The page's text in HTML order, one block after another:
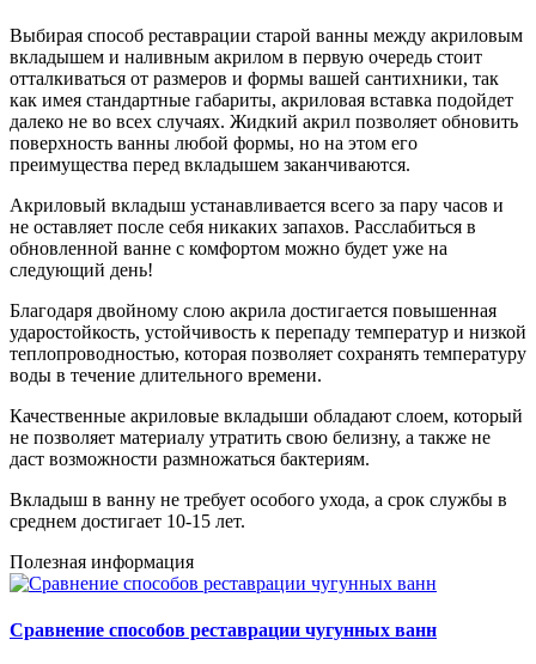
Выбирая способ реставрации старой ванны между акриловым
вкладышем и наливным акрилом в первую очередь стоит
отталкиваться от размеров и формы вашей сантихники, так
как имея стандартные габариты, акриловая вставка подойдет
далеко не во всех случаях. Жидкий акрил позволяет обновить
поверхность ванны любой формы, но на этом его
преимущества перед вкладышем заканчиваются.
Акриловый вкладыш устанавливается всего за пару часов и
не оставляет после себя никаких запахов. Расслабиться в
обновленной ванне с комфортом можно будет уже на
следующий день!
Благодаря двойному слою акрила достигается повышенная
ударостойкость, устойчивость к перепаду температур и низкой
теплопроводностью, которая позволяет сохранять температуру
воды в течение длительного времени.
Качественные акриловые вкладыши обладают слоем, который
не позволяет материалу утратить свою белизну, а также не
даст возможности размножаться бактериям.
Вкладыш в ванну не требует особого ухода, а срок службы в
среднем достигает 10-15 лет.
Полезная информация
Сравнение способов реставрации чугунных ванн